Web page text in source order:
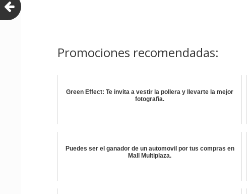
Promociones recomendadas:
Green Effect: Te invita a vestir la pollera y llevarte la mejor
fotografia.
Puedes ser el ganador de un automovil por tus compras en
Mall Multiplaza.